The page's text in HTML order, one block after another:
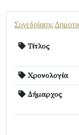
Συνεδρίασις
Τίτλος
Χρονολογία
Δήμαρχος